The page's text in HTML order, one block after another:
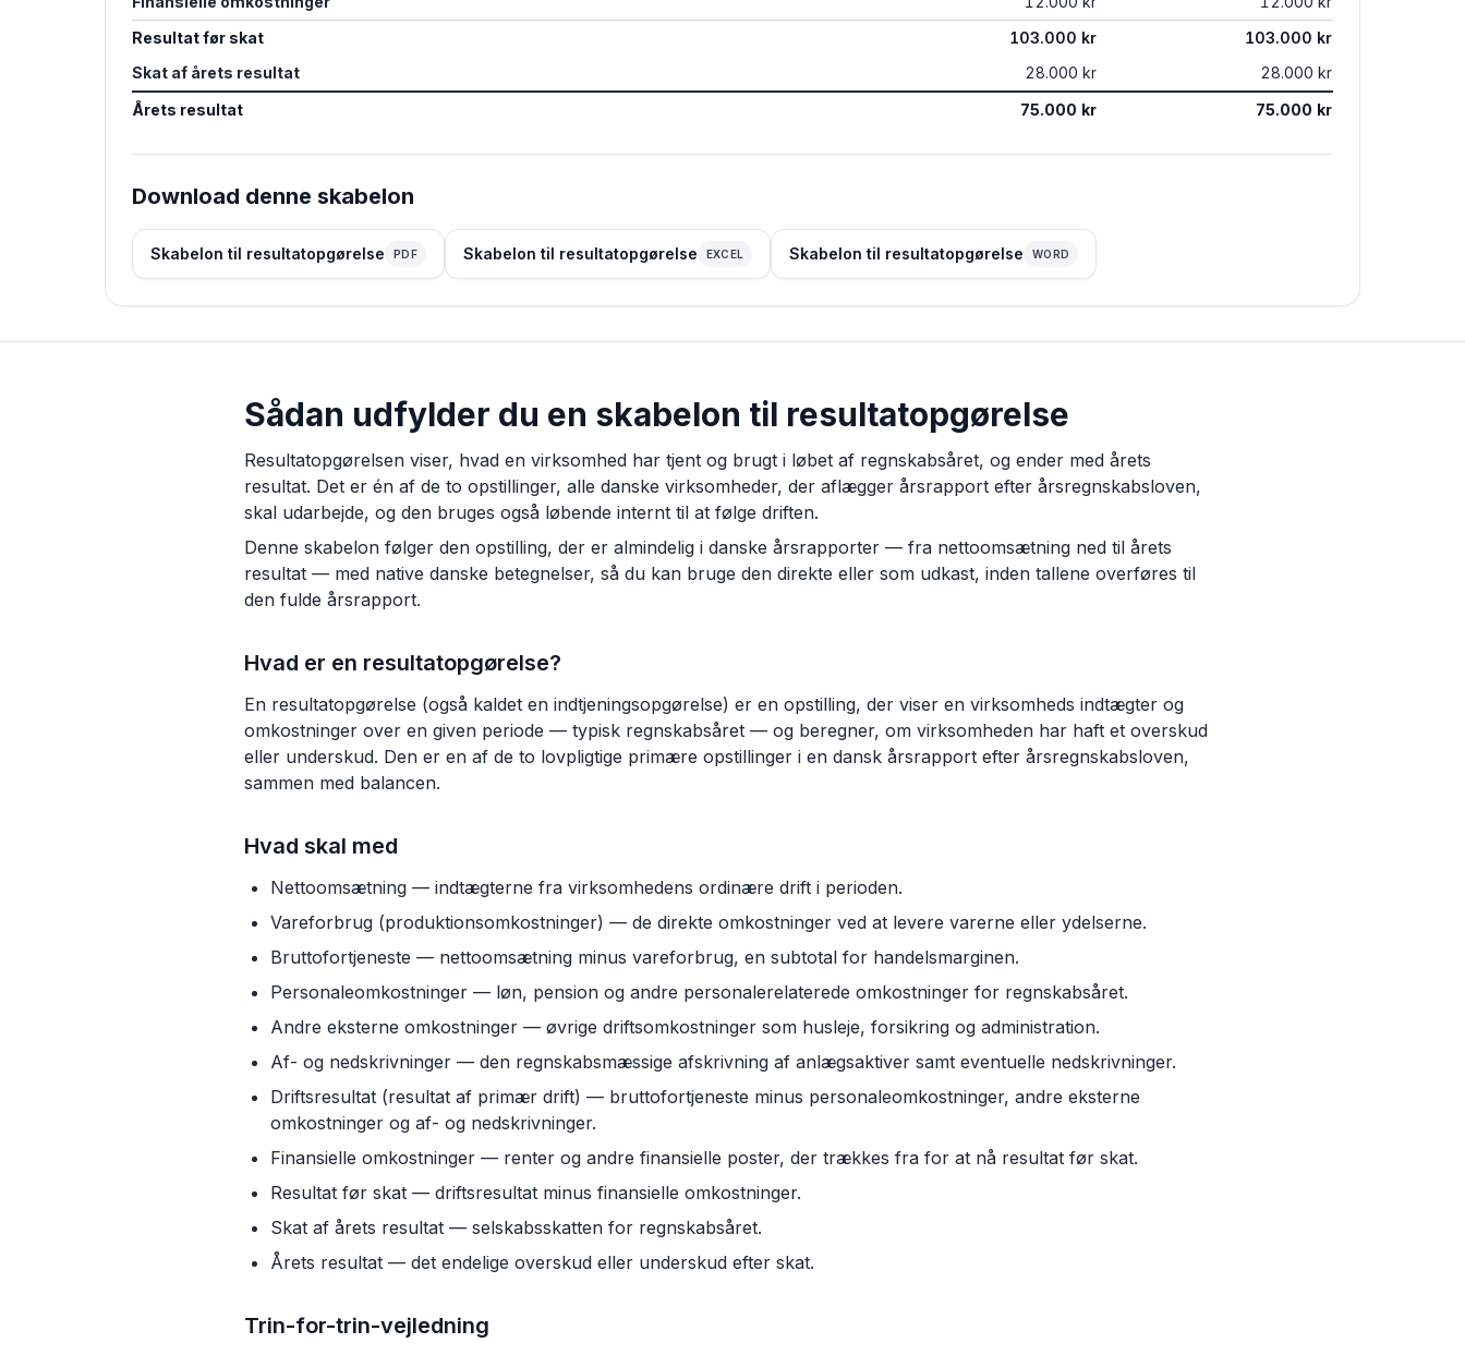
Resultat før skat
103.000 kr
103.000 kr
Skat af årets resultat
28.000 kr
28.000 kr
Årets resultat
75.000 kr 75.000 kr
Download denne skabelon
Skabelon til resultatopgørelse PDF Skabelon til resultatopgørelse EXCEL Skabelon til resultatopgørelse WORD
Sådan udfylder du en skabelon til resultatopgørelse
Resultatopgørelsen viser, hvad en virksomhed har tjent og brugt i løbet af regnskabsåret, og ender med årets
resultat. Det er én af de to opstillinger, alle danske virksomheder, der aflægger årsrapport efter årsregnskabsloven,
skal udarbejde, og den bruges også løbende internt til at følge driften.
Denne skabelon følger den opstilling, der er almindelig i danske årsrapporter — fra nettoomsætning ned til årets
resultat — med native danske betegnelser, så du kan bruge den direkte eller som udkast, inden tallene overføres til
den fulde årsrapport.
Hvad er en resultatopgørelse?
En resultatopgørelse (også kaldet en indtjeningsopgørelse) er en opstilling, der viser en virksomheds indtægter og
omkostninger over en given periode — typisk regnskabsåret — og beregner, om virksomheden har haft et overskud
eller underskud. Den er en af de to lovpligtige primære opstillinger i en dansk årsrapport efter årsregnskabsloven,
sammen med balancen.
Hvad skal med
Nettoomsætning — indtægterne fra virksomhedens ordinære drift i perioden.
Vareforbrug (produktionsomkostninger) — de direkte omkostninger ved at levere varerne eller ydelserne.
Bruttofortjeneste — nettoomsætning minus vareforbrug, en subtotal for handelsmarginen.
Personaleomkostninger — løn, pension og andre personalerelaterede omkostninger for regnskabsåret.
Andre eksterne omkostninger — øvrige driftsomkostninger som husleje, forsikring og administration.
Af- og nedskrivninger — den regnskabsmæssige afskrivning af anlægsaktiver samt eventuelle nedskrivninger.
Driftsresultat (resultat af primær drift) — bruttofortjeneste minus personaleomkostninger, andre eksterne
omkostninger og af- og nedskrivninger.
Finansielle omkostninger — renter og andre finansielle poster, der trækkes fra for at nå resultat før skat.
Resultat før skat — driftsresultat minus finansielle omkostninger.
Skat af årets resultat — selskabsskatten for regnskabsåret.
Årets resultat — det endelige overskud eller underskud efter skat.
Trin-for-trin-vejledning